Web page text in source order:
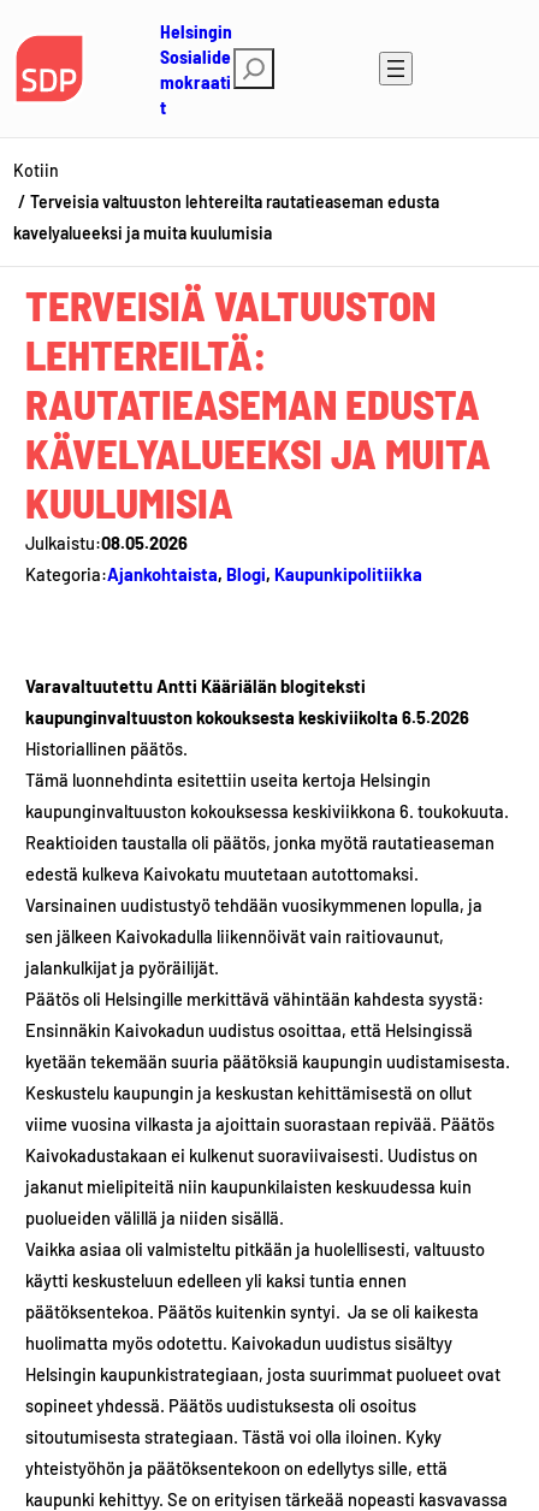
sisältöön
Helsingin
Sosialide
mokraati
t
t
Kotiin
Terveisia valtuuston lehtereilta rautatieaseman edusta
kavelyalueeksi ja muita kuulumisia
TERVEISIÄ VALTUUSTON
LEHTEREILTÄ:
RAUTATIEASEMAN EDUSTA
KÄVELYALUEEKSI JA MUITA
KUULUMISIA
Julkaistu:08.05.2026
Kategoria:Ajankohtaista, Blogi, Kaupunkipolitiikka
Varavaltuutettu Antti Kääriälän blogiteksti
kaupunginvaltuuston kokouksesta keskiviikolta 6.5.2026
Historiallinen päätös.
Tämä luonnehdinta esitettiin useita kertoja Helsingin
kaupunginvaltuuston kokouksessa keskiviikkona 6. toukokuuta.
Reaktioiden taustalla oli päätös, jonka myötä rautatieaseman
edestä kulkeva Kaivokatu muutetaan autottomaksi.
Varsinainen uudistustyö tehdään vuosikymmenen lopulla, ja
sen jälkeen Kaivokadulla liikennöivät vain raitiovaunut,
jalankulkijat ja pyöräilijät.
Päätös oli Helsingille merkittävä vähintään kahdesta syystä:
Ensinnäkin Kaivokadun uudistus osoittaa, että Helsingissä
kyetään tekemään suuria päätöksiä kaupungin uudistamisesta.
Keskustelu kaupungin ja keskustan kehittämisestä on ollut
viime vuosina vilkasta ja ajoittain suorastaan repivää. Päätös
Kaivokadustakaan ei kulkenut suoraviivaisesti. Uudistus on
jakanut mielipiteitä niin kaupunkilaisten keskuudessa kuin
puolueiden välillä ja niiden sisällä.
Vaikka asiaa oli valmisteltu pitkään ja huolellisesti, valtuusto
käytti keskusteluun edelleen yli kaksi tuntia ennen
päätöksentekoa. Päätös kuitenkin syntyi. Ja se oli kaikesta
huolimatta myös odotettu. Kaivokadun uudistus sisältyy
Helsingin kaupunkistrategiaan, josta suurimmat puolueet ovat
sopineet yhdessä. Päätös uudistuksesta oli osoitus
sitoutumisesta strategiaan. Tästä voi olla iloinen. Kyky
yhteistyöhön ja päätöksentekoon on edellytys sille, että
kaupunki kehittyy. Se on erityisen tärkeää nopeasti kasvavassa